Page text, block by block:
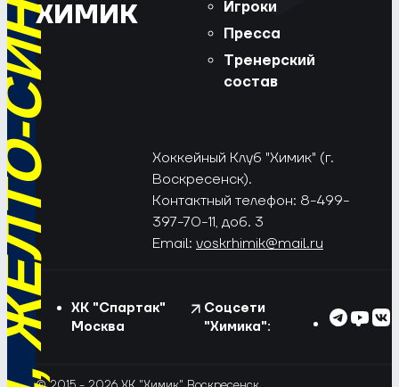
ХИМИК
Игроки
Пресса
Тренерский
состав
Хоккейный Клуб "Химик" (г.
Воскресенск).
Контактный телефон: 8-499-
397-70-11, доб. 3
Email: voskrhimik@mail.ru
ХК "Спартак"
Москва
Соцсети
"Химика":